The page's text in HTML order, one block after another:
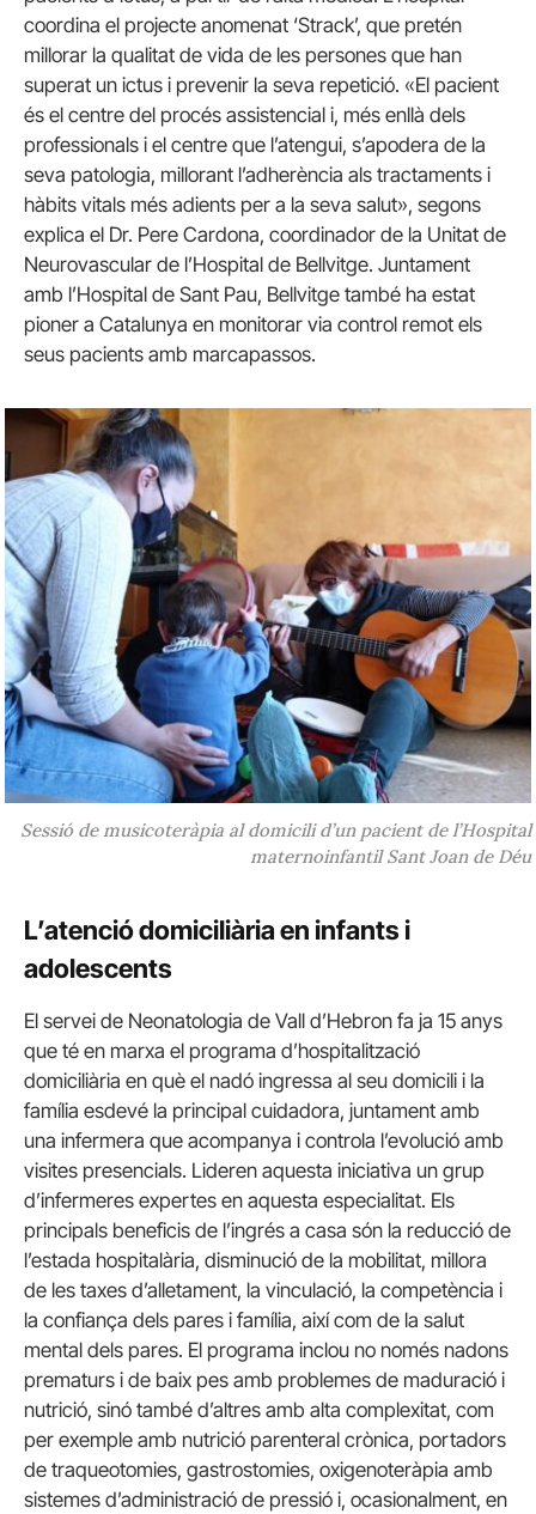
coordina el projecte anomenat ‘Strack’, que pretén
millorar la qualitat de vida de les persones que han
superat un ictus i prevenir la seva repetició. «El pacient
és el centre del procés assistencial i, més enllà dels
professionals i el centre que l’atengui, s’apodera de la
seva patologia, millorant l’adherència als tractaments i
hàbits vitals més adients per a la seva salut», segons
explica el Dr. Pere Cardona, coordinador de la Unitat de
Neurovascular de l’Hospital de Bellvitge. Juntament
amb l’Hospital de Sant Pau, Bellvitge també ha estat
pioner a Catalunya en monitorar via control remot els
seus pacients amb marcapassos.
Sessió de musicoteràpia al domicili d’un pacient de l’Hospital
maternoinfantil Sant Joan de Déu
L’atenció domiciliària en infants i
adolescents
El servei de Neonatologia de Vall d’Hebron fa ja 15 anys
que té en marxa el programa d’hospitalització
domiciliària en què el nadó ingressa al seu domicili i la
família esdevé la principal cuidadora, juntament amb
una infermera que acompanya i controla l’evolució amb
visites presencials. Lideren aquesta iniciativa un grup
d’infermeres expertes en aquesta especialitat. Els
principals beneficis de l’ingrés a casa són la reducció de
l’estada hospitalària, disminució de la mobilitat, millora
de les taxes d’alletament, la vinculació, la competència i
la confiança dels pares i família, així com de la salut
mental dels pares. El programa inclou no només nadons
prematurs i de baix pes amb problemes de maduració i
nutrició, sinó també d’altres amb alta complexitat, com
per exemple amb nutrició parenteral crònica, portadors
de traqueotomies, gastrostomies, oxigenoteràpia amb
sistemes d’administració de pressió i, ocasionalment, en